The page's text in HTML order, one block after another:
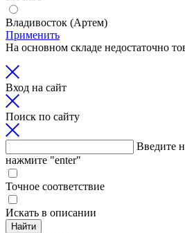
Владивосток (Артем)
Применить
На основном складе недостаточно
Вход на сайт
Поиск по сайту
Введите
нажмите "enter"
Точное соответствие
Искать в описании
Найти